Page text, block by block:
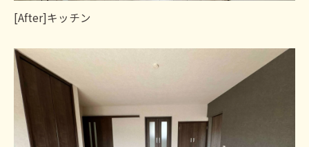
[After]キッチン